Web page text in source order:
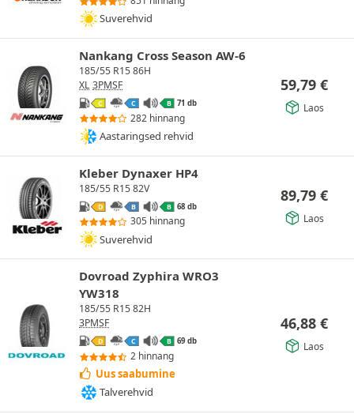
Suverehvid
Nankang Cross Season AW-6
185/55 R15 86H
XL 3PMSF
C C B 71 db
282 hinnang
Aastaringsed rehvid
59,79 €
Laos
Kleber Dynaxer HP4
185/55 R15 82V
D B B 68 db
305 hinnang
Suverehvid
89,79 €
Laos
Dovroad Zyphira WRO3
YW318
185/55 R15 82H
3PMSF
D C B 69 db
2 hinnang
Uus saabumine
Talverehvid
46,88 €
Laos